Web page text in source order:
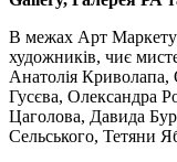
В межах Арт Маркету
художників, чиє
Анатолія Криволапа,
Гусєва, Олександра
Цаголова, Давида
Сельського, Тетяни